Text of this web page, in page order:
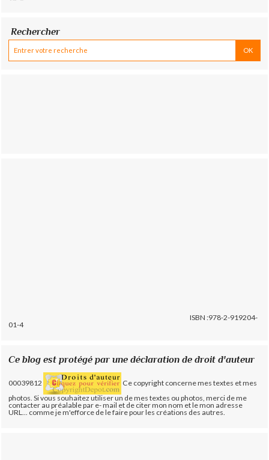
Rechercher
ISBN :978-2-919204-
01-4
Ce blog est protégé par une déclaration de droit d'auteur
00039812
Ce copyright concerne mes textes et mes
photos. Si vous souhaitez utiliser un de mes textes ou photos, merci de me
contacter au préalable par e- mail et de citer mon nom et le mon adresse
URL... comme je m'efforce de le faire pour les créations des autres.